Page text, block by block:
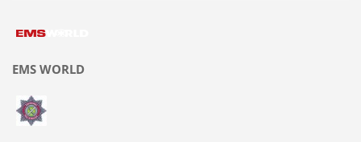
EMS WORLD